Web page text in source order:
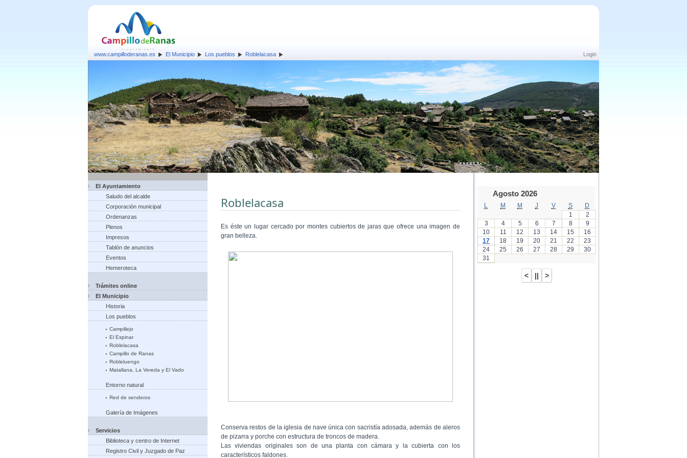
Login
www.campilloderanas.es El Municipio Los pueblos Roblelacasa
El Ayuntamiento
Saludo del alcalde
Corporación municipal
Ordenanzas
Plenos
Impresos
Tablón de anuncios
Eventos
Hemeroteca
Trámites online
El Municipio
Historia
Los pueblos
Campillejo
El Espinar
Roblelacasa
Campillo de Ranas
Robleluengo
Matallana, La Vereda y El Vado
Entorno natural
Red de senderos
Galería de Imágenes
Servicios
Biblioteca y centro de Internet
Registro Civil y Juzgado de Paz
Roblelacasa
Es éste un lugar cercado por montes cubiertos de jaras que ofrece una imagen de
gran belleza.
Conserva restos de la iglesia de nave única con sacristía adosada, además de aleros
de pizarra y porche con estructura de troncos de madera.
Las viviendas originales son de una planta con cámara y la cubierta con los
característicos faldones.
Agosto 2026
M M J V S
D
1
2
3
4 5 6 7 8
9
10
11 12 13 14 15
16
17
18 19 20 21 22
23
24
25 26 27 28 29
30
31